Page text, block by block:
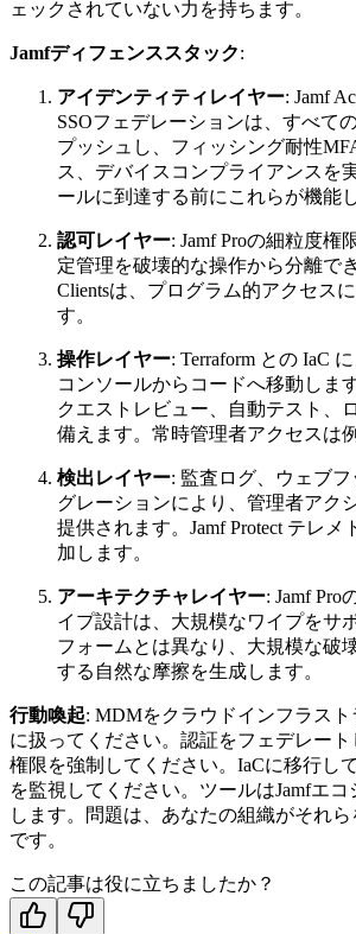
ェックされていない力を持ちます。
Jamfディフェンススタック:
アイデンティティレイヤー: Jamf
SSOフェデレーションは、すべて
プッシュし、フィッシング耐性
ス、デバイスコンプライアンスを
ールに到達する前にこれらが機能
認可レイヤー: Jamf Proの細粒度権
定管理を破壊的な操作から分離で
Clientsは、プログラム的アクセス
す。
操作レイヤー: Terraform との IaC
コンソールからコードへ移動しま
クエストレビュー、自動テスト、
備えます。常時管理者アクセスは
検出レイヤー: 監査ログ、ウェブ
グレーションにより、管理者アク
提供されます。Jamf Protect テレメ
加します。
アーキテクチャレイヤー: Jamf Pro
イプ設計は、大規模なワイプをサ
フォームとは異なり、大規模な破
する自然な摩擦を生成します。
行動喚起: MDMをクラウドインフラスト
に扱ってください。認証をフェデレー
権限を強制してください。IaCに移行し
を監視してください。ツールはJamfエ
します。問題は、あなたの組織がそれ
です。
この記事は役に立ちましたか？